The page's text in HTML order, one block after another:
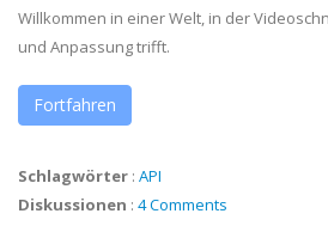
Willkommen in einer Welt, in der
und Anpassung trifft.
Fortfahren
Schlagwörter : API
Diskussionen : 4 Comments